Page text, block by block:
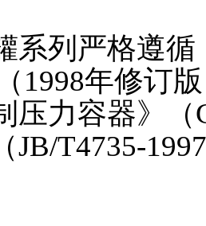
系列严格遵
1998年修订
压力容器》（
JB/T4735-